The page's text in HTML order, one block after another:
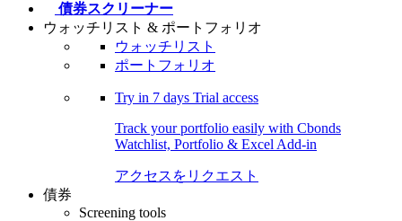
債券スクリーナー
ウォッチリスト & ポートフォリオ
ウォッチリスト
ポートフォリオ
Try in 7 days Trial access
Track your portfolio easily with Cbonds
Watchlist, Portfolio & Excel Add-in
アクセスをリクエスト
債券
Screening tools